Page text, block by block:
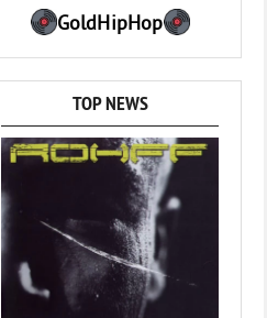
GoldHipHop
TOP NEWS